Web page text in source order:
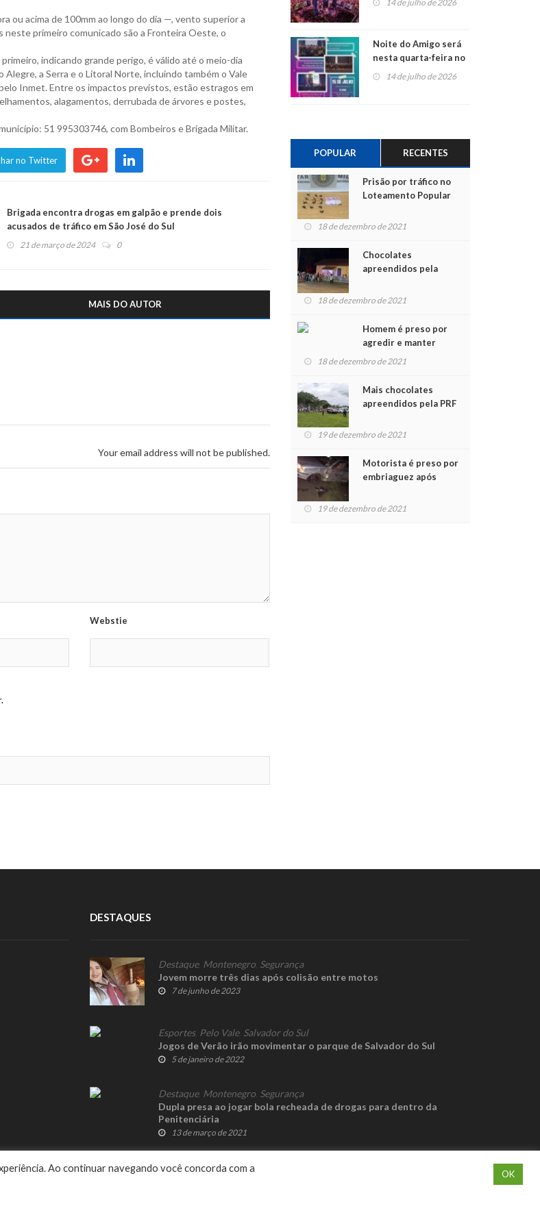
ou acima de 100mm ao longo do dia —, vento superior a
neste primeiro comunicado são a Fronteira Oeste, o
indicando grande perigo, é válido até o meio-dia
a Serra e o Litoral Norte, incluindo também o Vale
Inmet. Entre os impactos previstos, estão estragos em
alagamentos, derrubada de árvores e postes,
51 995303746, com Bombeiros e Brigada Militar.
no Twitter
Brigada encontra drogas em galpão e prende dois
acusados de tráfico em São José do Sul
21 de março de 2024 0
MAIS DO AUTOR
Your email address will not be published.
Webstie
anos da Sicredi Ouro
14 de julho de 2026
Noite do Amigo será
nesta quarta-feira no
Centro de Cultura de
14 de julho de 2026
POPULAR RECENTES
Prisão por tráfico no
Loteamento Popular
18 de dezembro de 2021
Chocolates
apreendidos pela
para crianças na
18 de dezembro de 2021
Homem é preso por
agredir e manter
mulher em cárcere
18 de dezembro de 2021
Mais chocolates
apreendidos pela PRF
crianças no Natal
19 de dezembro de 2021
Motorista é preso por
embriaguez após
feridos
19 de dezembro de 2021
DESTAQUES
Destaque, Montenegro Segurança
Jovem morre três dias após colisão entre motos
7 de junho de 2023
Esportes, Pelo Vale, Salvador do Sul
Jogos de Verão irão movimentar o parque de Salvador do Sul
5 de janeiro de 2022
Destaque, Montenegro Segurança
Dupla presa ao jogar bola recheada de drogas para dentro da
Penitenciária
13 de março de 2021
Ao continuar navegando você concorda com a
OK